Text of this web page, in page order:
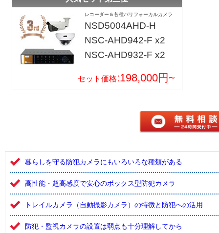
レコーダー＆各種バリフォーカルカメラ
NSD5004AHD-H
NSC-AHD942-F x2
NSC-AHD932-F x2
セット価格:198,000円~
暮らしを守る防犯カメラにもいろいろな種類がある
高性能・超高感度で安心のボックス型防犯カメラ
トレイルカメラ（自動撮影カメラ）の特徴と防犯への活用
防犯・監視カメラの設置は弱点も十分理解してから